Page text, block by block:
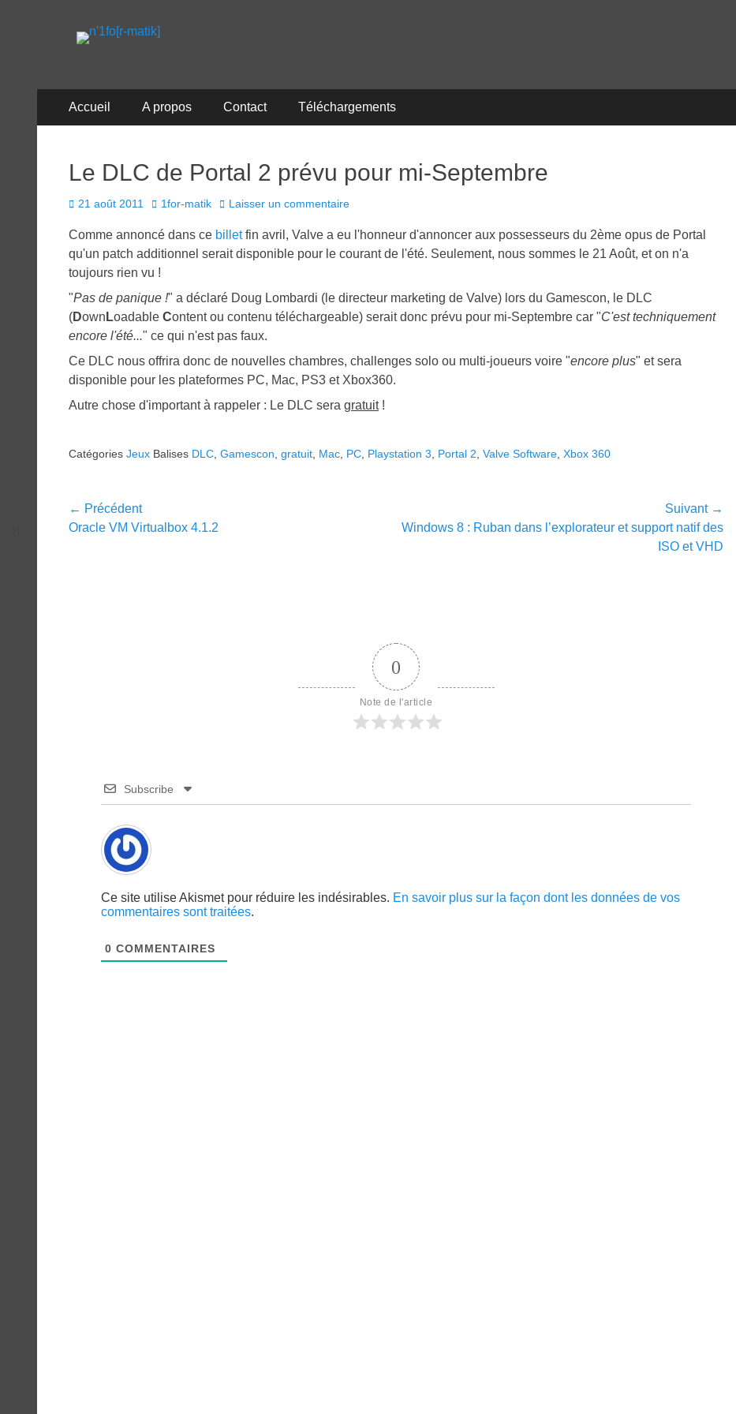
n'1fo[r-matik]
Pour les nymphos d'infos en info…
Menu
principal
Accueil A propos Contact Téléchargements
Le DLC de Portal 2 prévu pour mi-Septembre
Posted
21 août 2011 Author
1for-matik Laisser un commentaire
Comme annoncé dans ce billetfin avril, Valve a eu l'honneur d'annoncer aux possesseurs du 2ème opus de Portal
qu'un patch additionnel serait disponible pour le courant de l'été. Seulement, nous sommes le 21 Août, et on n'a
toujours rien vu !
"Pas de panique !" a déclaré Doug Lombardi (le directeur marketing de Valve) lors du Gamescon, le DLC
(Down Loadable Content ou contenu téléchargeable) serait donc prévu pour mi-Septembre car "C'est techniquement
encore l'été..." ce qui n'est pas faux.
Ce DLC nous offrira donc de nouvelles chambres, challenges solo ou multi-joueurs voire "encore plus" et sera
disponible pour les plateformes PC, Mac, PS3 et Xbox360.
Autre chose d'important à rappeler : Le DLC sera gratuit!
Catégories Jeux Balises DLC Gamescon gratuit Mac PC Playstation 3 Portal 2 Valve Software Xbox 360
Navigation
← Précédent
Article
Oracle VM Virtualbox 4.1.2
Suivant →
Article
Windows 8 : Ruban dans l’explorateur et support natif des
ISO et VHD
0
Note de l'article
Subscribe
Ce site utilise Akismet pour réduire les indésirables. En savoir plus sur la façon dont les données de vos
commentaires sont traitées.
0 COMMENTAIRES